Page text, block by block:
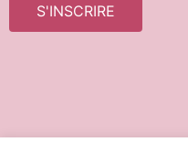
S'INSCRIRE